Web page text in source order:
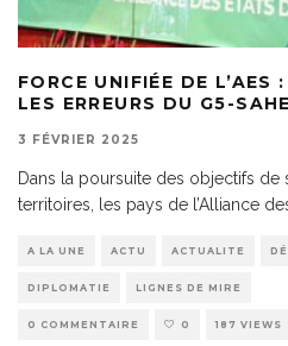
FORCE UNIFIÉE DE L’AES
LES ERREURS DU G5-
3 FÉVRIER 2025
Dans la poursuite des objectifs de
territoires, les pays de l’Alliance
A LA UNE ACTU ACTUALITE
DIPLOMATIE LIGNES DE MIRE
0 COMMENTAIRE 0 187 VIEWS